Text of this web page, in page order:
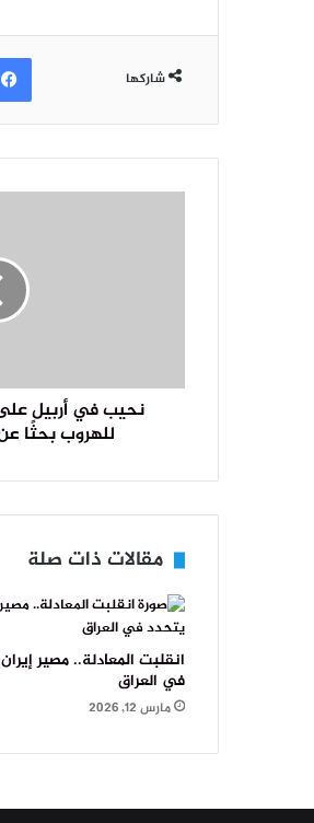
شاركها
نحيب في أربيل
للهروب بحثًا
مقالات ذات صلة
انقلبت المعادلة.. مصير
في العراق
مارس 12, 2026